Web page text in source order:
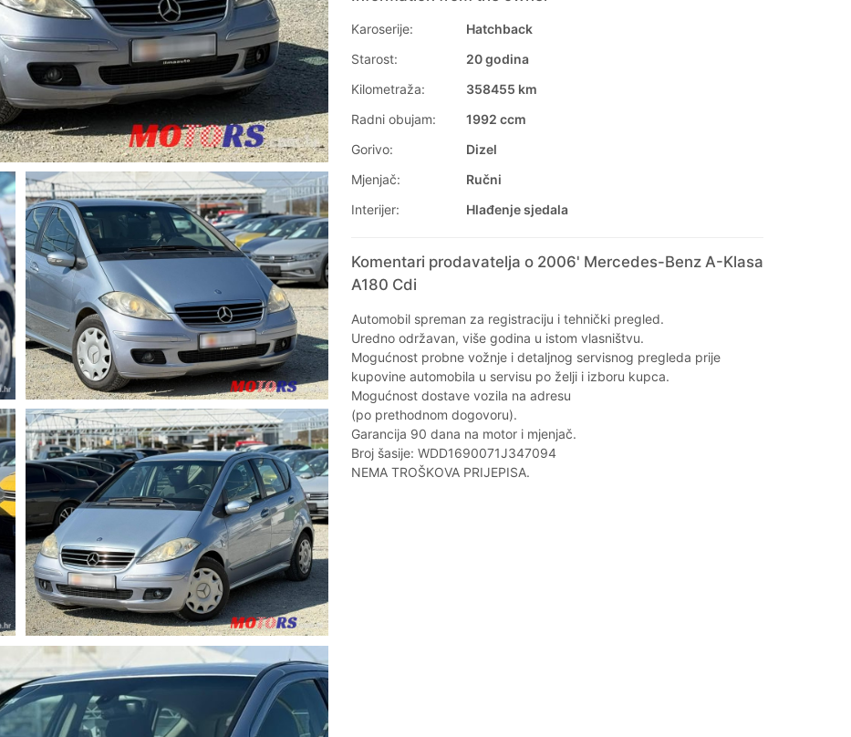
Karoserije:
Hatchback
Starost:
20 godina
Kilometraža:
358455 km
Radni obujam:
1992 ccm
Gorivo:
Dizel
Mjenjač:
Ručni
Interijer:
Hlađenje sjedala
Komentari prodavatelja o 2006' Mercedes-Benz A-Klasa
A180 Cdi
Automobil spreman za registraciju i tehnički pregled.
Uredno održavan, više godina u istom vlasništvu.
Mogućnost probne vožnje i detaljnog servisnog pregleda prije
kupovine automobila u servisu po želji i izboru kupca.
Mogućnost dostave vozila na adresu
(po prethodnom dogovoru).
Garancija 90 dana na motor i mjenjač.
Broj šasije: WDD1690071J347094
NEMA TROŠKOVA PRIJEPISA.